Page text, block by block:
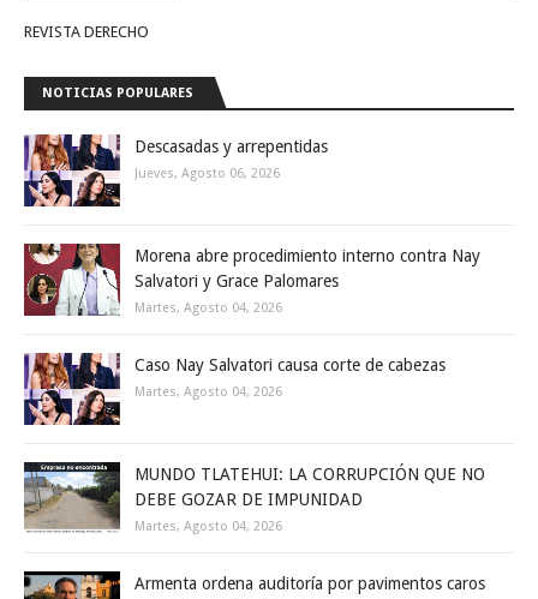
REVISTA DERECHO
NOTICIAS POPULARES
Descasadas y arrepentidas
Jueves, Agosto 06, 2026
Morena abre procedimiento interno contra Nay
Salvatori y Grace Palomares
Martes, Agosto 04, 2026
Caso Nay Salvatori causa corte de cabezas
Martes, Agosto 04, 2026
MUNDO TLATEHUI: LA CORRUPCIÓN QUE NO
DEBE GOZAR DE IMPUNIDAD
Martes, Agosto 04, 2026
Armenta ordena auditoría por pavimentos caros